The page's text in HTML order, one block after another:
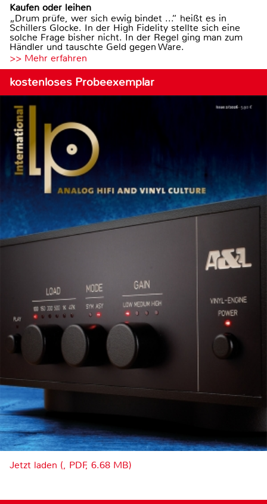
Kaufen oder leihen
„Drum prüfe, wer sich ewig bindet ...“ heißt es in
Schillers Glocke. In der High Fidelity stellte sich eine
solche Frage bisher nicht. In der Regel ging man zum
Händler und tauschte Geld gegen Ware.
>> Mehr erfahren
kostenloses Probeexemplar
Jetzt laden (, PDF, 6.68 MB)